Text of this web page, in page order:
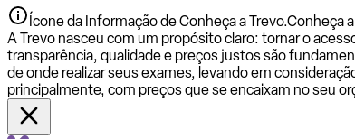
Ícone da Informação de Conheça a Trevo.Conheça
A Trevo nasceu com um propósito claro: tornar o
transparência, qualidade e preços justos são
de onde realizar seus exames, levando em
principalmente, com preços que se encaixam no seu